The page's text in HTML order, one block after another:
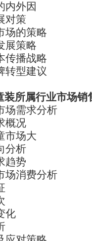
内外因
对策
场的策略
展策略
传播战略
转型建议
装所属行业市场销
场需求分析
概况
市场大
分析
趋势
场消费分析
化